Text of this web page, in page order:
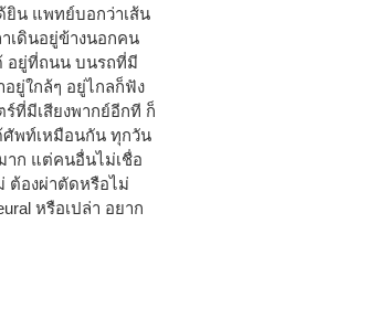
ยิน แพทย์บอกว่าเส้น
เดินอยู่ข้างนอกคน
อยู่ที่ถนน บนรถที่มี
ยู่ใกล้ๆ อยู่ไกลก็ฟัง
ร์ที่มีเสียงพากย์อีกที ก็
ศัพท์เหมือนกัน ทุกวัน
าก แต่คนอื่นไม่เชื่อ
ต้องผ่าตัดหรือไม่
หรือเปล่า อยาก